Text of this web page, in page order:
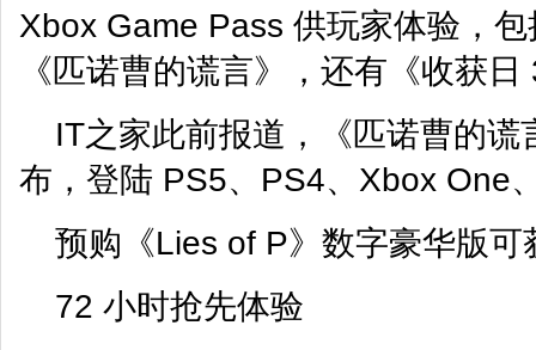
Xbox Game Pass 供玩家体验，
《匹诺曹的谎言》，还有《收获
IT之家此前报道，《匹诺曹的
布，登陆 PS5、PS4、Xbox One
预购《Lies of P》数字豪华版可
72 小时抢先体验